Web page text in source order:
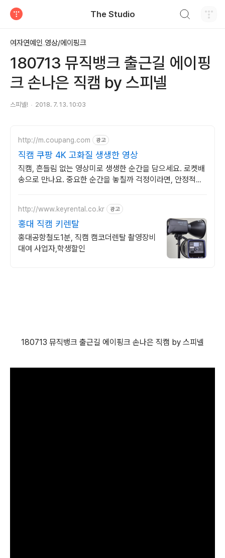
The Studio
여자연예인 영상/에이핑크
180713 뮤직뱅크 출근길 에이핑
크 손나은 직캠 by 스피넬
스피넬! 2018. 7. 13. 10:03
http://m.coupang.com 광고
직캠 쿠팡 4K 고화질 생생한 영상
직캠, 흔들림 없는 영상미로 생생한 순간을 담으세요. 로켓배
송으로 만나요. 중요한 순간을 놓칠까 걱정이라면, 안정적인
http://www.keyrental.co.kr 광고
홍대 직캠 키렌탈
홍대공항철도1분, 직캠 캠코더렌탈 촬영장비
대여 사업자,학생할인
180713 뮤직뱅크 출근길 에이핑크 손나은 직캠 by 스피넬